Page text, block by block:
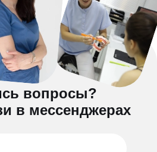
вопросы?
в мессенджерах